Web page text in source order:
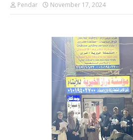
Pendar November 17, 2024